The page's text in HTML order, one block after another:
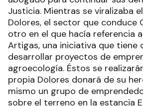
Justicia. Mientras se viralizaba
Dolores, el sector que conduce
otro en el que hacía referencia
Artigas, una iniciativa que tiene
desarrollar proyectos de
agroecología. Éstos se
propia Dolores donará de su
mismo un grupo de
sobre el terreno en la estancia